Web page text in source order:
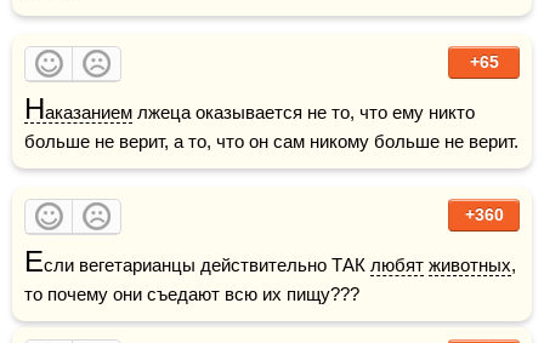
+65
Наказанием лжеца оказывается не то, что ему никто
больше не верит, а то, что он сам никому больше не верит.
+360
Если вегетарианцы действительно ТАК любят животных,
то почему они съедают всю их пищу???